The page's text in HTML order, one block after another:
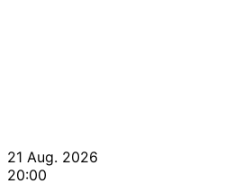
21 Aug. 2026
20:00